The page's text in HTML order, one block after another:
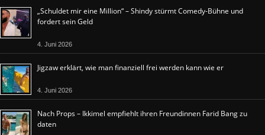
„Schuldet mir eine Million“ – Shindy stürmt Comedy-Bühne und
fordert sein Geld
4. Juni 2026
Jigzaw erklärt, wie man finanziell frei werden kann wie er
4. Juni 2026
Nach Props – Ikkimel empfiehlt ihren Freundinnen Farid Bang zu
daten